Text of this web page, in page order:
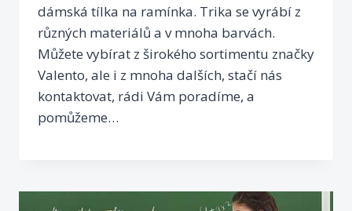
dámská tílka na ramínka. Trika se vyrábí z
různých materiálů a v mnoha barvách.
Můžete vybírat z širokého sortimentu značky
Valento, ale i z mnoha dalších, stačí nás
kontaktovat, rádi Vám poradíme, a
pomůžeme…